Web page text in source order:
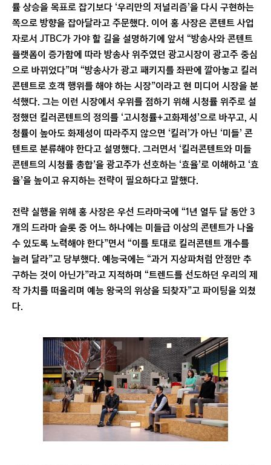
률 상승을 목표로 잡기보다 ‘우리만의 저널리즘’을 다시 구현하는
쪽으로 방향을 잡아달라고 주문했다. 이어 홍 사장은 콘텐트 사업
자로서 JTBC가 가야 할 길을 설명하기에 앞서 “방송사와 콘텐트
플랫폼이 증가함에 따라 방송사 위주였던 광고시장이 광고주 중심
으로 바뀌었다”며 “방송사가 광고 패키지를 좌판에 깔아놓고 킬러
콘텐트로 호객 행위를 해야 하는 시장”이라고 현 미디어 시장을 분
석했다. 그는 이런 시장에서 우위를 점하기 위해 시청률 위주로 설
정했던 킬러콘텐트의 정의를 ‘고시청률+고화제성’으로 바꾸고, 시
청률이 높아도 화제성이 따라주지 않으면 ‘킬러’가 아닌 ‘미들’ 콘
텐트로 분류해야 한다고 설명했다. 그러면서 ‘킬러콘텐트와 미들
콘텐트의 시청률 총합’을 광고주가 선호하는 ‘효율’로 이해하고 ‘효
율’을 높이고 유지하는 전략이 필요하다고 말했다.
전략 실행을 위해 홍 사장은 우선 드라마국에 “1년 열두 달 동안 3
개의 드라마 슬롯 중 어느 하나에는 미들급 이상의 콘텐트가 나올
수 있도록 노력해야 한다”면서 “이를 토대로 킬러콘텐트 개수를
늘려 달라”고 당부했다. 예능국에는 “과거 지상파처럼 안정만 추
구하는 것이 아닌가”라고 지적하며 “트렌드를 선도하던 우리의 제
작 가치를 떠올리며 예능 왕국의 위상을 되찾자”고 파이팅을 외쳤
다.